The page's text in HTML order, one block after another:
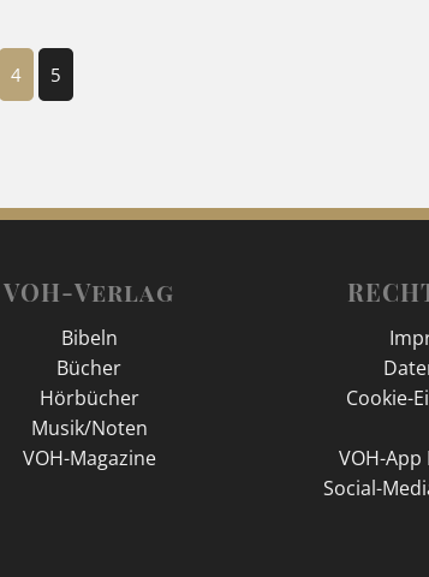
4 5
VOH-Verlag
Bibeln
Bücher
Hörbücher
Musik/Noten
VOH-Magazine
Cookie-
VOH-
Social-